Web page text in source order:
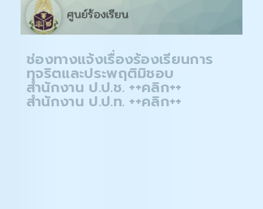
ช่องทางแจ้งเรื่องร้องเรียนการ
ทุจริตและประพฤติมิชอบ
สำนักงาน ป.ป.ช. ++คลิก++
สำนักงาน ป.ป.ท. ++คลิก++